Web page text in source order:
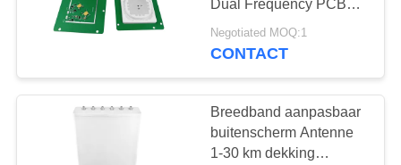
tweerichtingsversterker
Dual Frequency PCB
Antenne Voor
Dronesysteem GPS
Negotiated MOQ:1
CONTACT
Breedband aanpasbaar
buitenscherm Antenne
1-30 km dekking